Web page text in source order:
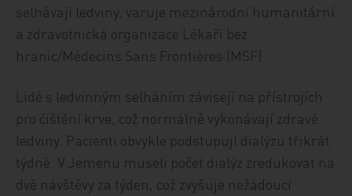
selhávají ledviny, varuje mezinárodní humanitární
a zdravotnická organizace Lékaři bez
hranic/Médecins Sans Frontières (MSF).
Lidé s ledvinným selháním závisejí na přístrojích
pro čištění krve, což normálně vykonávají zdravé
ledviny. Pacienti obvykle podstupují dialýzu třikrát
týdně. V Jemenu museli počet dialýz zredukovat na
dvě návštěvy za týden, což zvyšuje nežádoucí